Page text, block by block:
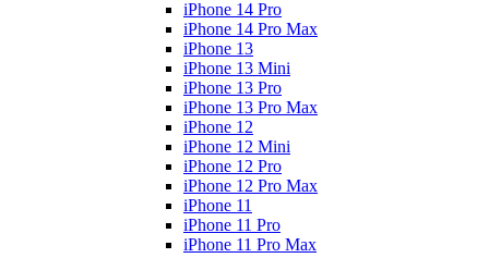
iPhone 14 Pro
iPhone 14 Pro Max
iPhone 13
iPhone 13 Mini
iPhone 13 Pro
iPhone 13 Pro Max
iPhone 12
iPhone 12 Mini
iPhone 12 Pro
iPhone 12 Pro Max
iPhone 11
iPhone 11 Pro
iPhone 11 Pro Max